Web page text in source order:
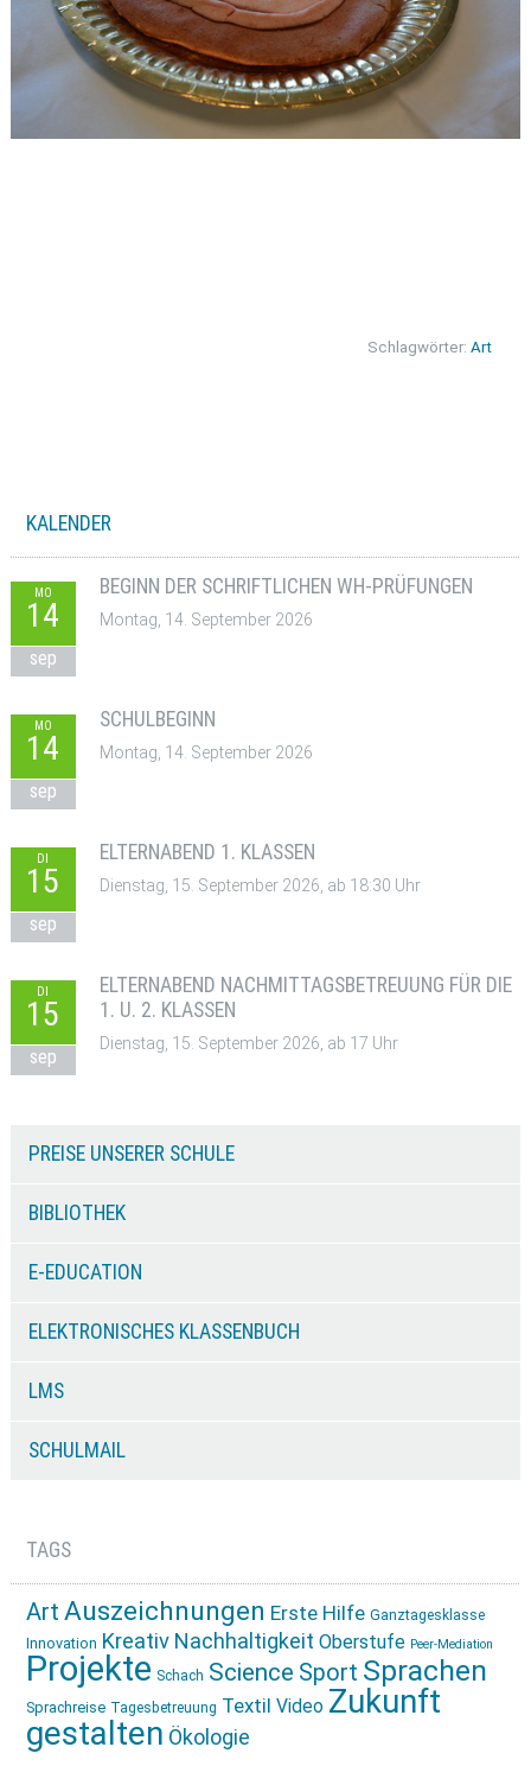
Schlagwörter:Art
KALENDER
MO
14
sep
BEGINN DER SCHRIFTLICHEN WH-PRÜFUNGEN
Montag, 14. September 2026
MO
14
sep
SCHULBEGINN
Montag, 14. September 2026
DI
15
sep
ELTERNABEND 1. KLASSEN
Dienstag, 15. September 2026, ab 18:30 Uhr
DI
15
sep
ELTERNABEND NACHMITTAGSBETREUUNG FÜR DIE
1. U. 2. KLASSEN
Dienstag, 15. September 2026, ab 17 Uhr
PREISE UNSERER SCHULE
BIBLIOTHEK
E-EDUCATION
ELEKTRONISCHES KLASSENBUCH
LMS
SCHULMAIL
TAGS
Art Auszeichnungen Erste Hilfe Ganztagesklasse
Innovation Kreativ Nachhaltigkeit Oberstufe Peer-Mediation
Projekte Schach Science Sport Sprachen
Sprachreise Tagesbetreuung Textil Video Zukunft
gestalten Ökologie